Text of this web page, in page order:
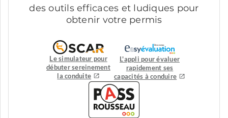
des outils efficaces et ludiques pour
obtenir votre permis
Le simulateur pour
débuter sereinement
la conduite
L'appli pour évaluer
rapidement ses
capacités à conduire